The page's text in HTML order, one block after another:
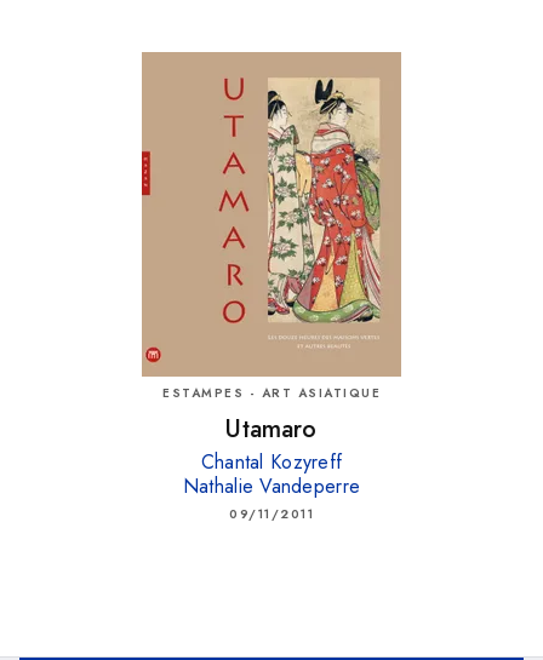
ESTAMPES - ART ASIATIQUE
Utamaro
Chantal Kozyreff
Nathalie Vandeperre
09/11/2011